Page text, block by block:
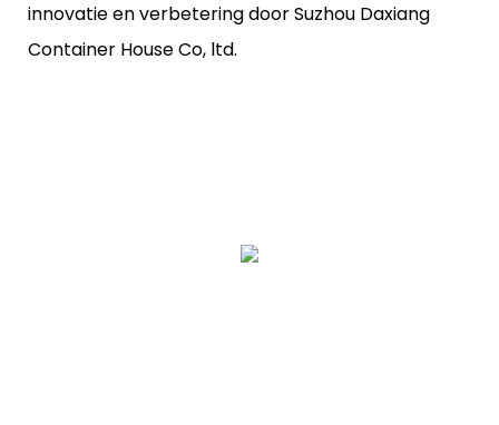
innovatie en verbetering door Suzhou Daxiang
Container House Co, ltd.